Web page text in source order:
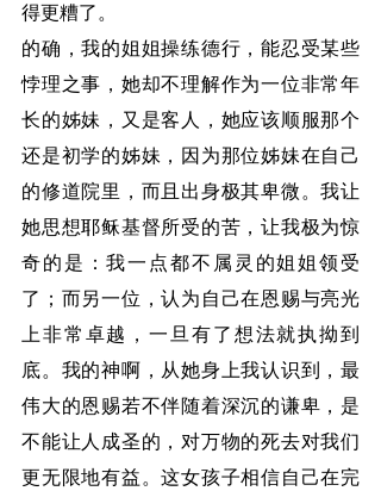
得更糟了。
的确，我的姐姐操练德行，能忍受某些
悖理之事，她却不理解作为一位非常年
长的姊妹，又是客人，她应该顺服那个
还是初学的姊妹，因为那位姊妹在自己
的修道院里，而且出身极其卑微。我让
她思想耶稣基督所受的苦，让我极为惊
奇的是：我一点都不属灵的姐姐领受
了；而另一位，认为自己在恩赐与亮光
上非常卓越，一旦有了想法就执拗到
底。我的神啊，从她身上我认识到，最
伟大的恩赐若不伴随着深沉的谦卑，是
不能让人成圣的，对万物的死去对我们
更无限地有益。这女孩子相信自己在完